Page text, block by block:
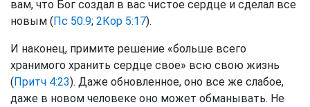
вам, что Бог создал в вас чистое сердце и сделал все
новым (Пс 50:9; 2Кор 5:17).
И наконец, примите решение «больше всего
хранимого хранить сердце свое» всю свою жизнь
(Притч 4:23). Даже обновленное, оно все же слабое,
даже в новом человеке оно может обманывать. Не